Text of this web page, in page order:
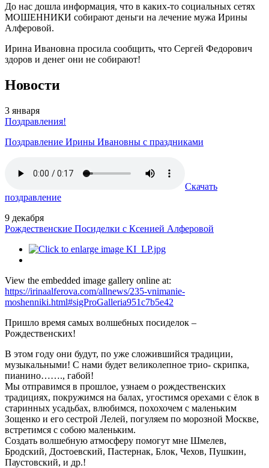
До нас дошла информация, что в каких-то социальных сетях
МОШЕННИКИ собирают деньги на лечение мужа Ирины
Алферовой.
Ирина Ивановна просила сообщить, что Сергей Федорович
здоров и денег они не собирают!
Новости
3 января
Поздравления!
Поздравление Ирины Ивановны с праздниками
Скачать
поздравление
9 декабря
Рождественские Посиделки с Ксенией Алферовой
View the embedded image gallery online at:
https://irinaalferova.com/allnews/235-vnimanie-
moshenniki.html#sigProGalleria951c7b5e42
Пришло время самых волшебных посиделок –
Рождественских!
В этом году они будут, по уже сложившийся традиции,
музыкальными! С нами будет великолепное трио- скрипка,
пианино……., габой!
Мы отправимся в прошлое, узнаем о рождественских
традициях, покружимся на балах, угостимся орехами с ёлок в
старинных усадьбах, влюбимся, похохочем с маленьким
Зощенко и его сестрой Лелей, погуляем по морозной Москве,
встретимся с собою маленьким.
Создать волшебную атмосферу помогут мне Шмелев,
Бродский, Достоевский, Пастернак, Блок, Чехов, Пушкин,
Паустовский, и др.!